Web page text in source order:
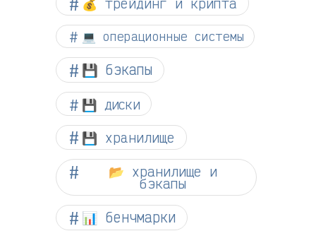
💻 операционные системы
💾 бэкапы
💾 диски
💾 хранилище
📂 хранилище и
бэкапы
📊 бенчмарки